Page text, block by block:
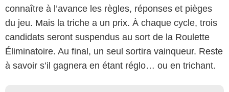
connaître à l’avance les règles, réponses et pièges
du jeu. Mais la triche a un prix. À chaque cycle, trois
candidats seront suspendus au sort de la Roulette
Éliminatoire. Au final, un seul sortira vainqueur. Reste
à savoir s’il gagnera en étant réglo… ou en trichant.